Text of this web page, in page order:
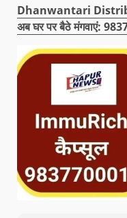
Dhanwantari
अब घर पर बैठे मंगवाएं: